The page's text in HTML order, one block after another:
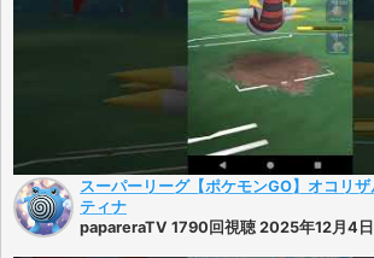
スーパーリーグ【ポケモンGO】オコリ
ティナ
papareraTV 1790回視聴 2025年12月4日